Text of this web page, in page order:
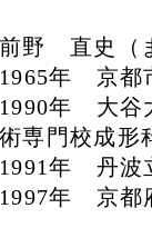
前野 直史（
1965年 京都
1990年 大谷
術専門校成形
1991年 丹波
1997年 京都